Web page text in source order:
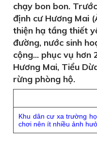
chạy bon bon.
định cư Hương Mai
thiện hạ tầng thiết
đường, nước sinh
cộng... phục vụ hơn
Hương Mai, Tiểu
rừng phòng hộ.
Khu dân cư xa trường
chơi nên ít nhiều ảnh